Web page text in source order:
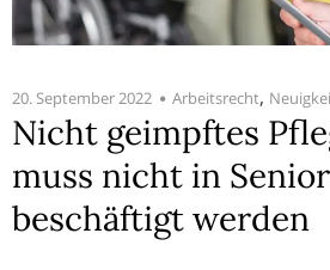
20. September 2022 Arbeitsrecht,
Nicht geimpftes
muss nicht in
beschäftigt werden